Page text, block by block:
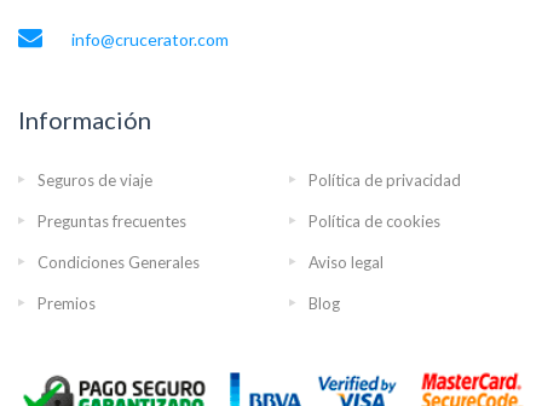
info@crucerator.com
Información
Seguros de viaje Política de privacidad
Preguntas frecuentes Política de cookies
Condiciones Generales Aviso legal
Premios Blog